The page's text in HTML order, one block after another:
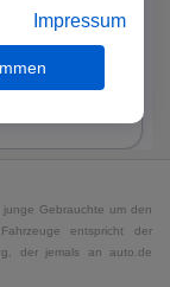
anpassen
Gebrauchte um den
entspricht der
der jemals an auto.de
im Bereich
finden
Impressum